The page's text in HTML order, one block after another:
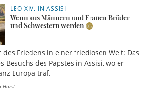
LEO XIV. IN ASSISI
Wenn aus Männern und Frauen Brüder
und Schwestern werden
des Friedens in einer friedlosen Welt: Das
Besuchs des Papstes in Assisi, wo er
Europa traf.
Horst